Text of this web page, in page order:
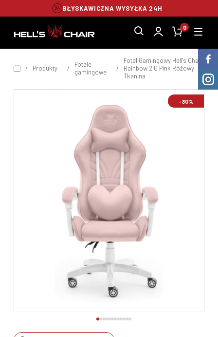
BŁYSKAWICZNA WYSYŁKA 24H
0
/ Produkty /
Fotele
gamingowe
/
Fotel Gamingowy Hell's Chair
Rainbow 2.0 Pink Różowy
Tkanina
-30%